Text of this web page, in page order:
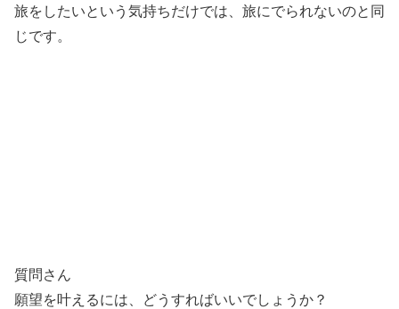
旅をしたいという気持ちだけでは、旅にでられないのと同
じです。
質問さん
願望を叶えるには、どうすればいいでしょうか？